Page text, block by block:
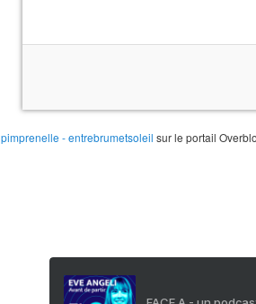
pimprenelle - entrebrumetsoleil sur le portail